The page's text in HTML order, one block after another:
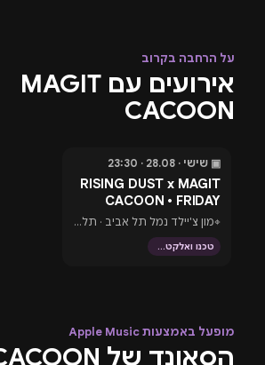
על הרחבה בקרוב
אירועים עם MAGIT
CACOON
בעוד 19 ימים
▣ שישי · 28.08 · 23:30
RISING DUST x MAGIT
CACOON • FRIDAY
⌖ מון צ'יילד נמל תל אביב · תל אביב
טכנו ואלקטרוני
מופעל באמצעות Apple Music
הסאונד של MAGIT CACOON